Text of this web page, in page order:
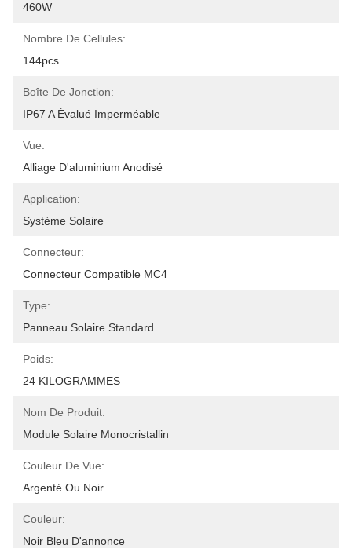
460W
Nombre De Cellules:
144pcs
Boîte De Jonction:
IP67 A Évalué Imperméable
Vue:
Alliage D'aluminium Anodisé
Application:
Système Solaire
Connecteur:
Connecteur Compatible MC4
Type:
Panneau Solaire Standard
Poids:
24 KILOGRAMMES
Nom De Produit:
Module Solaire Monocristallin
Couleur De Vue:
Argenté Ou Noir
Couleur:
Noir Bleu D'annonce